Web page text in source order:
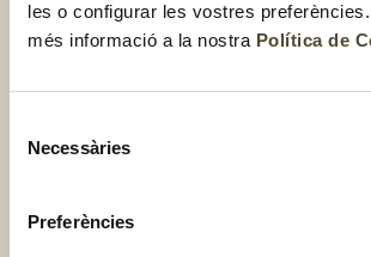
les o configurar les vostres
més informació a la nostra Política de
Necessàries
Preferències